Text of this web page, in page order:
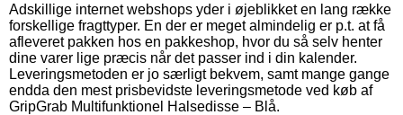
Adskillige internet webshops yder i øjeblikket en lang række
forskellige fragttyper. En der er meget almindelig er p.t. at få
afleveret pakken hos en pakkeshop, hvor du så selv henter
dine varer lige præcis når det passer ind i din kalender.
Leveringsmetoden er jo særligt bekvem, samt mange gange
endda den mest prisbevidste leveringsmetode ved køb af
GripGrab Multifunktionel Halsedisse – Blå.